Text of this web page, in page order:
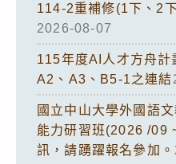
114-2重補修(1下、2
2026-08-07
115年度AI人才方舟計
A2、A3、B5-1之連結
國立中山大學外國語
能力研習班(2026 /09
訊，請踴躍報名參加。